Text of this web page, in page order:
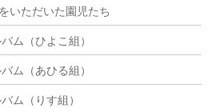
いただいた園児たち
ム（ひよこ組）
ム（あひる組）
ム（りす組）